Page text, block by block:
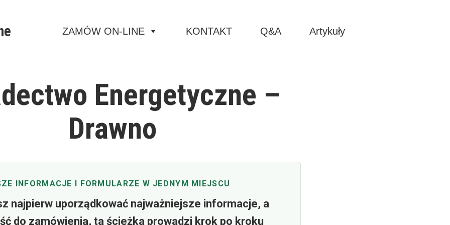
ZAMÓW ON-LINE KONTAKT Q&A Artykuły
Energetyczne –
Drawno
INFORMACJE I FORMULARZE W JEDNYM MIEJSCU
najpierw uporządkować najważniejsze informacje, a
do zamówienia, ta ścieżka prowadzi krok po kroku